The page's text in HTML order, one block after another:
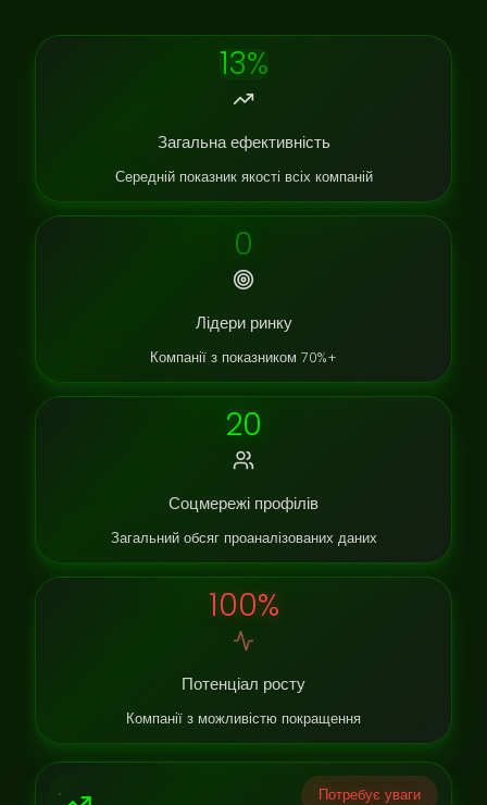
13%
Загальна ефективність
Середній показник якості всіх компаній
0
Лідери ринку
Компанії з показником 70%+
20
Соцмережі профілів
Загальний обсяг проаналізованих даних
100%
Потенціал росту
Компанії з можливістю покращення
Потребує уваги